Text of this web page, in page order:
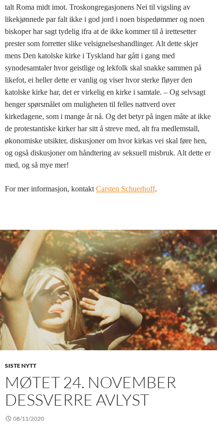
talt Roma midt imot. Troskongregasjonens Nei til vigsling av
likekjønnede par falt ikke i god jord i noen bispedømmer og noen
biskoper har sagt tydelig ifra at de ikke kommer til å irettesetter
prester som forretter slike velsignelseshandlinger. Alt dette skjer
mens Den katolske kirke i Tyskland har gått i gang med
synodesamtaler hvor geistlige og lekfolk skal snakke sammen på
likefot, ei heller dette er vanlig og viser hvor sterke fløyer den
katolske kirke har, det er virkelig en kirke i samtale. – Og selvsagt
henger spørsmålet om muligheten til felles nattverd over
kirkedagene, som i mange år nå. Og det betyr på ingen måte at ikke
de protestantiske kirker har sitt å streve med, alt fra medlemstall,
økonomiske utsikter, diskusjoner om hvor kirkas vei skal føre hen,
og også diskusjoner om håndtering av seksuell misbruk. Alt dette er
med, og så mye mer!
For mer informasjon, kontakt Carsten Schuerhoff.
SISTE NYTT
MØTET 24. NOVEMBER
DESSVERRE AVLYST
08/11/2020